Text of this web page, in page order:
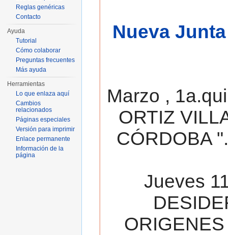
Nueva
Marzo ,
ORTIZ
CÓRDOBA
Jueves
Reglas genéricas
Contacto
Ayuda
Tutorial
Cómo colaborar
Preguntas frecuentes
Más ayuda
Herramientas
Lo que enlaza aquí
Cambios
relacionados
Páginas especiales
Versión para imprimir
Enlace permanente
Información de la
página